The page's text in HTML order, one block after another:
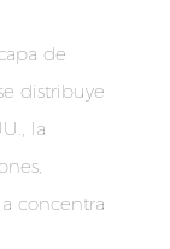
de
distribuye
la
concentra